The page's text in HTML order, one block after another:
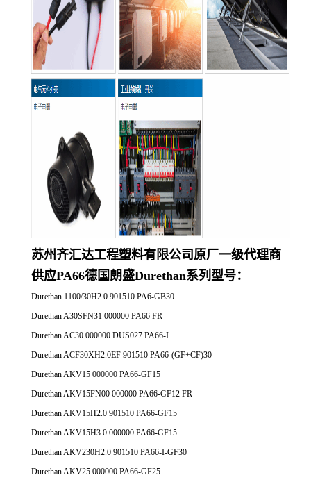
苏州齐汇达工程塑料有限公司原厂一级代理商
供应PA66德国朗盛Durethan系列型号：
Durethan 1100/30H2.0 901510 PA6-GB30
Durethan A30SFN31 000000 PA66 FR
Durethan AC30 000000 DUS027 PA66-I
Durethan ACF30XH2.0EF 901510 PA66-(GF+CF)30
Durethan AKV15 000000 PA66-GF15
Durethan AKV15FN00 000000 PA66-GF12 FR
Durethan AKV15H2.0 901510 PA66-GF15
Durethan AKV15H3.0 000000 PA66-GF15
Durethan AKV230H2.0 901510 PA66-I-GF30
Durethan AKV25 000000 PA66-GF25